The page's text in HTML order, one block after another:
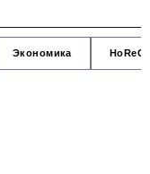
Экономика HoReCa